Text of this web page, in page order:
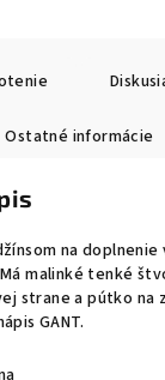
Ostatné informácie
na
malinké tenké
strane a pútko na
GANT.